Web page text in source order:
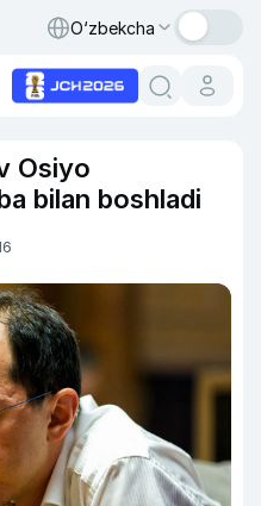
O‘zbekcha
Osiyo
bilan boshladi